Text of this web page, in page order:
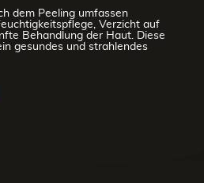
dem Peeling umfassen
Verzicht auf
Behandlung der Haut. Diese
gesundes und strahlendes